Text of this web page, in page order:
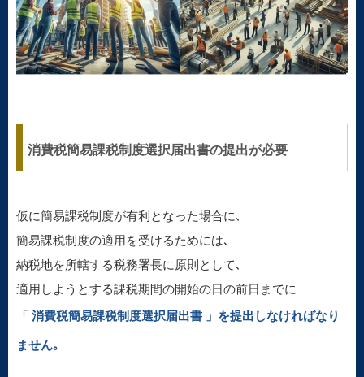
消費税簡易課税制度選択届出書の提出が必要
仮に簡易課税制度が有利となった場合に､
簡易課税制度の適用を受けるためには､
納税地を所轄する税務署長に原則として､
適用しようとする課税期間の開始の日の前日までに
「 消費税簡易課税制度選択届出書 」を提出しなければなり
ません｡